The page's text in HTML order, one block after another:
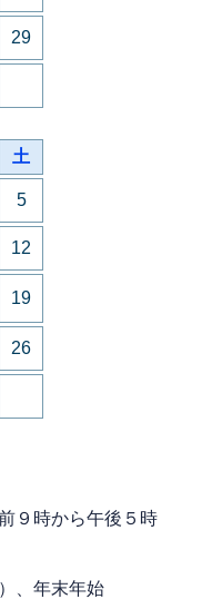
29
土
5
12
19
26
９時から午後５時
、年末年始